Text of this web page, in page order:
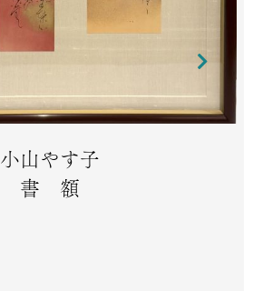
小山やす子
書 額